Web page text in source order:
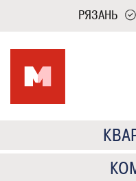
РЯЗАНЬ